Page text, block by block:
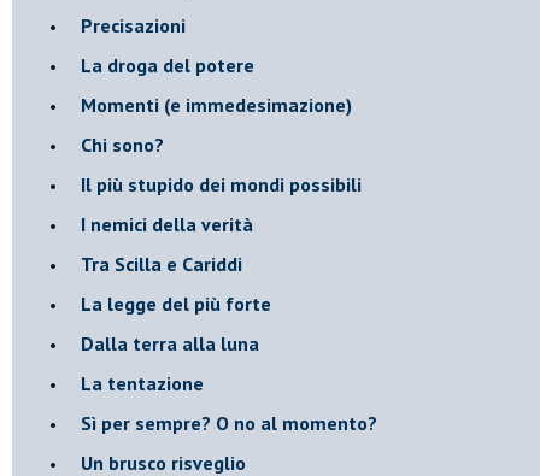
Precisazioni
La droga del potere
Momenti (e immedesimazione)
Chi sono?
Il più stupido dei mondi possibili
I nemici della verità
Tra Scilla e Cariddi
La legge del più forte
Dalla terra alla luna
La tentazione
​Sì per sempre? O no al momento?
Un brusco risveglio